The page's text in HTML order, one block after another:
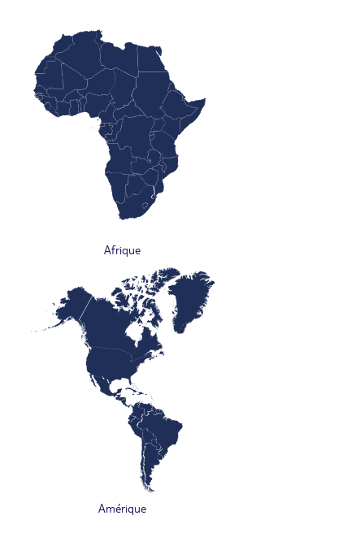
Afrique
Amérique